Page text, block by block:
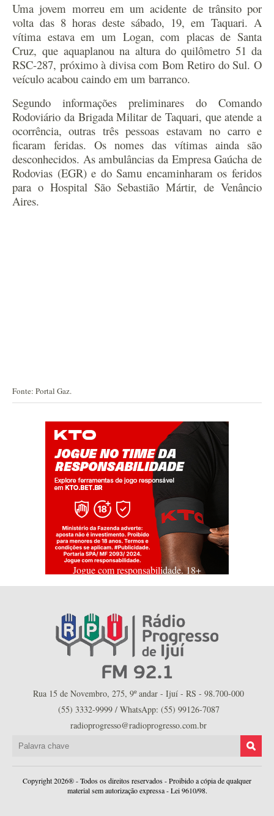
Uma jovem morreu em um acidente de trânsito por
volta das 8 horas deste sábado, 19, em Taquari. A
vítima estava em um Logan, com placas de Santa
Cruz, que aquaplanou na altura do quilômetro 51 da
RSC-287, próximo à divisa com Bom Retiro do Sul. O
veículo acabou caindo em um barranco.
Segundo informações preliminares do Comando
Rodoviário da Brigada Militar de Taquari, que atende a
ocorrência, outras três pessoas estavam no carro e
ficaram feridas. Os nomes das vítimas ainda são
desconhecidos. As ambulâncias da Empresa Gaúcha de
Rodovias (EGR) e do Samu encaminharam os feridos
para o Hospital São Sebastião Mártir, de Venâncio
Aires.
Fonte: Portal Gaz.
Jogue com responsabilidade. 18+
Rua 15 de Novembro, 275, 9º andar - Ijuí - RS - 98.700-000
(55) 3332-9999 / WhatsApp: (55) 99126-7087
radioprogresso@radioprogresso.com.br
Copyright 2026® - Todos os direitos reservados - Proibido a cópia de qualquer
material sem autorização expressa - Lei 9610/98.